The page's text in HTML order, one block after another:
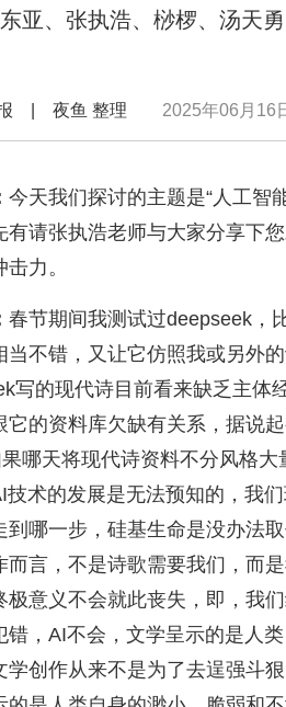
亚、张执浩、桫椤、汤天
报 | 夜鱼 整理 2025年06月16
今天我们探讨的主题是“人工智
有请张执浩老师与大家分享下
力。
春节期间我测试过deepseek，
当不错，又让它仿照我或另外
写的现代诗目前看来缺乏主体
它的资料库欠缺有关系，据说
果哪天将现代诗资料不分风格
技术的发展是无法预知的，我
到哪一步，硅基生命是没办法
而言，不是诗歌需要我们，而
极意义不会就此丧失，即，我
错，AI不会，文学呈示的是人
学创作从来不是为了去逞强斗